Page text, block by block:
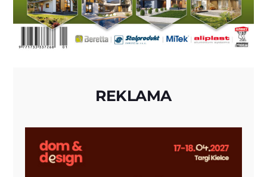
REKLAMA